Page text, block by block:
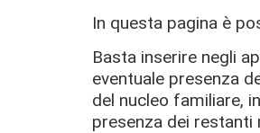
In questa pagina è
Basta inserire negli
eventuale presenza
del nucleo familiare,
presenza dei restanti